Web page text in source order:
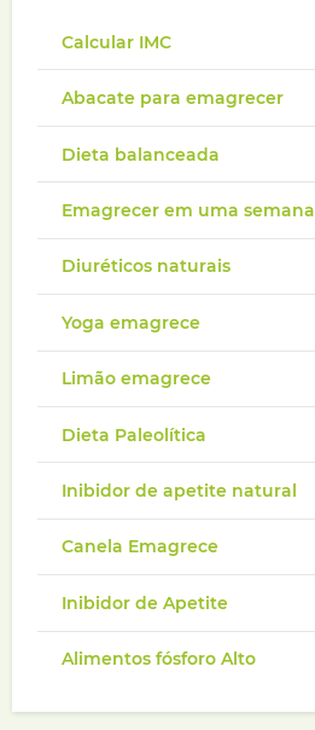
Calcular IMC
Abacate para emagrecer
Dieta balanceada
Emagrecer em uma semana
Diuréticos naturais
Yoga emagrece
Limão emagrece
Dieta Paleolítica
Inibidor de apetite natural
Canela Emagrece
Inibidor de Apetite
Alimentos fósforo Alto